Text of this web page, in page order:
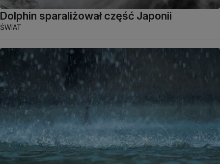
Dolphin sparaliżował część Japonii
ŚWIAT